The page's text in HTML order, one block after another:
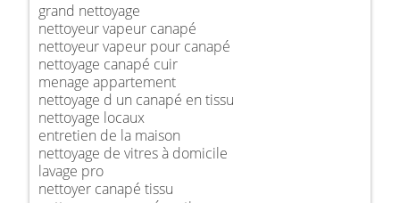
grand nettoyage
nettoyeur vapeur canapé
nettoyeur vapeur pour canapé
nettoyage canapé cuir
menage appartement
nettoyage d un canapé en tissu
nettoyage locaux
entretien de la maison
nettoyage de vitres à domicile
lavage pro
nettoyer canapé tissu